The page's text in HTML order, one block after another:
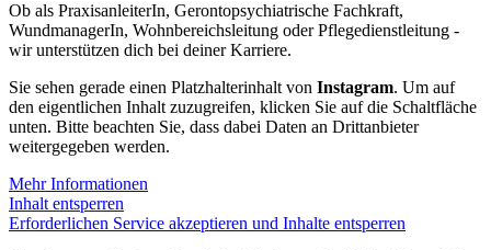
Ob als PraxisanleiterIn, Gerontopsychiatrische Fachkraft,
WundmanagerIn, Wohnbereichsleitung oder Pflegedienstleitung -
wir unterstützen dich bei deiner Karriere.
Sie sehen gerade einen Platzhalterinhalt von Instagram. Um auf
den eigentlichen Inhalt zuzugreifen, klicken Sie auf die Schaltfläche
unten. Bitte beachten Sie, dass dabei Daten an Drittanbieter
weitergegeben werden.
Mehr Informationen
Inhalt entsperren
Erforderlichen Service akzeptieren und Inhalte entsperren